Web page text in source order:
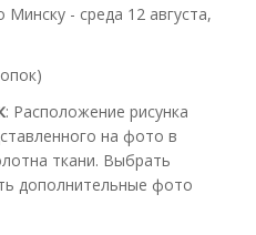
Минску - среда 12 августа,
: Расположение рисунка
на фото в
ткани. Выбрать
дополнительные фото